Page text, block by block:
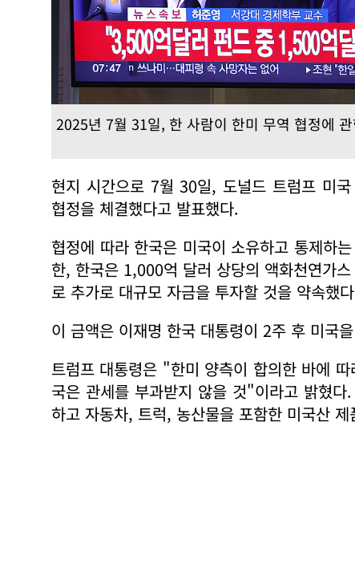
2025년 7월 31일, 한 사람이 한미 무역 협정에
현지 시간으로 7월 30일, 도널드 트럼프 미
협정을 체결했다고 발표했다.
협정에 따라 한국은 미국이 소유하고 통제하
한, 한국은 1,000억 달러 상당의 액화천연가
로 추가로 대규모 자금을 투자할 것을 약속했
이 금액은 이재명 한국 대통령이 2주 후 미국
트럼프 대통령은 "한미 양측이 합의한 바에
국은 관세를 부과받지 않을 것"이라고 밝혔
하고 자동차, 트럭, 농산물을 포함한 미국산